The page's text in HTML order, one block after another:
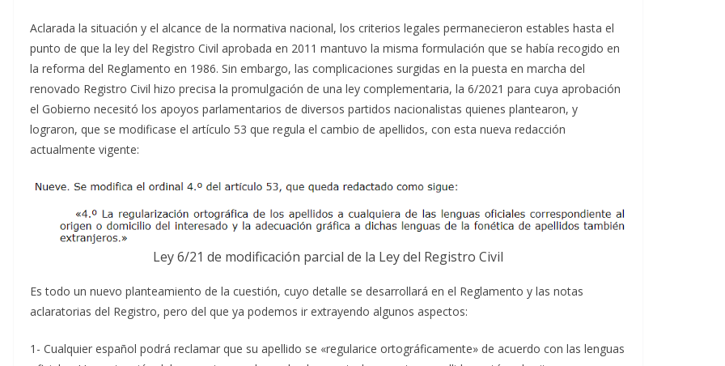
Aclarada la situación y el alcance de la normativa nacional, los criterios legales permanecieron estables hasta el
punto de que la ley del Registro Civil aprobada en 2011 mantuvo la misma formulación que se había recogido en
la reforma del Reglamento en 1986. Sin embargo, las complicaciones surgidas en la puesta en marcha del
renovado Registro Civil hizo precisa la promulgación de una ley complementaria, la 6/2021 para cuya aprobación
el Gobierno necesitó los apoyos parlamentarios de diversos partidos nacionalistas quienes plantearon, y
lograron, que se modificase el artículo 53 que regula el cambio de apellidos, con esta nueva redacción
actualmente vigente:
Ley 6/21 de modificación parcial de la Ley del Registro Civil
Es todo un nuevo planteamiento de la cuestión, cuyo detalle se desarrollará en el Reglamento y las notas
aclaratorias del Registro, pero del que ya podemos ir extrayendo algunos aspectos:
1- Cualquier español podrá reclamar que su apellido se «regularice ortográficamente» de acuerdo con las lenguas